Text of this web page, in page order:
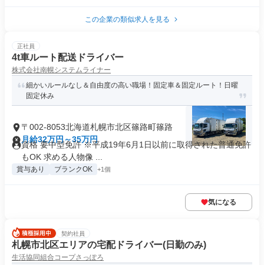
この企業の類似求人を見る
正社員
4t車ルート配送ドライバー
株式会社南幌システムライナー
細かいルールなし＆自由度の高い職場！固定車＆固定ルート！日曜
固定休み
〒002-8053北海道札幌市北区篠路町篠路
月給32万円～35万円
資格 要中型免許 ※平成19年6月1日以前に取得された普通免許
もOK 求める人物像 ...
賞与あり ブランクOK +1個
気になる
契約社員
札幌市北区エリアの宅配ドライバー(日勤のみ)
生活協同組合コープさっぽろ